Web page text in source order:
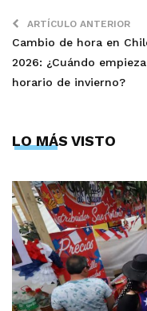
ARTÍCULO ANTERIOR
Cambio de hora en
2026: ¿Cuándo
horario de invierno?
LO MÁS VISTO